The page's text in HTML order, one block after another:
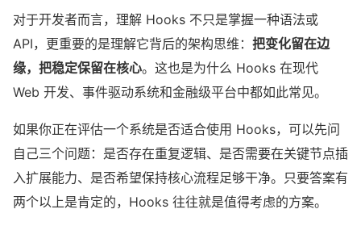
对于开发者而言，理解 Hooks 不只是掌握一种语法或
API，更重要的是理解它背后的架构思维： 把变化留在边
缘，把稳定保留在核心。这也是为什么 Hooks 在现代
Web 开发、事件驱动系统和金融级平台中都如此常见。
如果你正在评估一个系统是否适合使用 Hooks，可以先问
自己三个问题：是否存在重复逻辑、是否需要在关键节点插
入扩展能力、是否希望保持核心流程足够干净。只要答案有
两个以上是肯定的，Hooks 往往就是值得考虑的方案。